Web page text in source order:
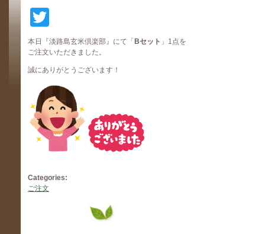
本日『淡路島玄米倶楽部』にて「 Bセット 」1点を
ご注文いただきました。
誠にありがとうございます！
Categories:
ご注文